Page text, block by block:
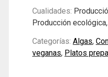
Cualidades:
Producción
Categorías: Algas,
veganas, Platos